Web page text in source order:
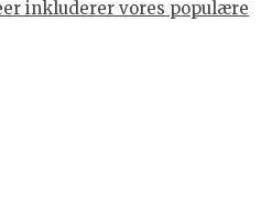
inkluderer vores populære